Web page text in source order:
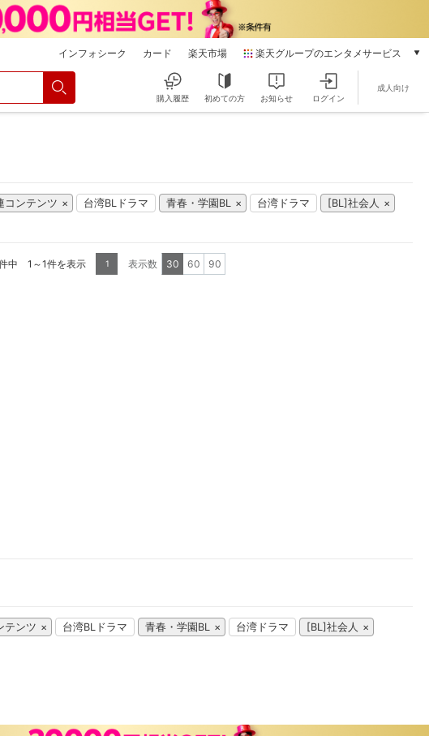
インフォシーク カード 楽天市場 楽天グループのエンタメサービス
本/ゲーム/CD/DVD
雑誌読み放題
楽天マガジン
動画配信
購入履歴 初めての方 お知らせ ログイン
成人向け
コンテンツ 台湾BLドラマ 青春・学園BL 台湾ドラマ
[BL]社会人
中 1～1件を表示 1 表示数 30 60 90
テンツ 台湾BLドラマ 青春・学園BL 台湾ドラマ
[BL]社会人